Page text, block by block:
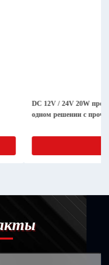
панель ПК все в
экраном